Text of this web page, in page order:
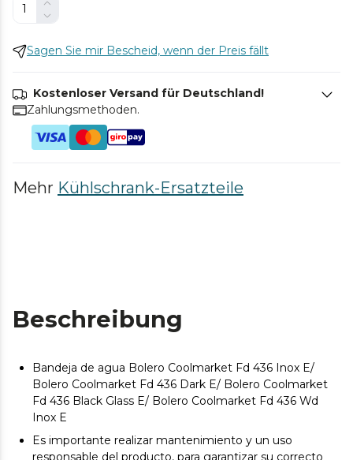
Sagen Sie mir Bescheid, wenn der Preis fällt
Kostenloser Versand für Deutschland!
Zahlungsmethoden.
Mehr Kühlschrank-Ersatzteile
Beschreibung
Bandeja de agua Bolero Coolmarket Fd 436 Inox E/
Bolero Coolmarket Fd 436 Dark E/ Bolero Coolmarket
Fd 436 Black Glass E/ Bolero Coolmarket Fd 436 Wd
Inox E
Es importante realizar mantenimiento y un uso
responsable del producto, para garantizar su correcto